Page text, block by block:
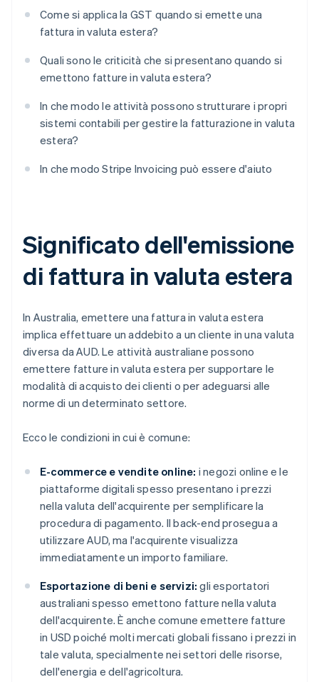
Come si applica la GST quando si emette una
fattura in valuta estera?
Quali sono le criticità che si presentano quando si
emettono fatture in valuta estera?
In che modo le attività possono strutturare i propri
sistemi contabili per gestire la fatturazione in valuta
estera?
In che modo Stripe Invoicing può essere d'aiuto
Significato dell'emissione
di fattura in valuta estera
In Australia, emettere una fattura in valuta estera
implica effettuare un addebito a un cliente in una valuta
diversa da AUD. Le attività australiane possono
emettere fatture in valuta estera per supportare le
modalità di acquisto dei clienti o per adeguarsi alle
norme di un determinato settore.
Ecco le condizioni in cui è comune:
E-commerce e vendite online: i negozi online e le
piattaforme digitali spesso presentano i prezzi
nella valuta dell'acquirente per semplificare la
procedura di pagamento. Il back-end prosegua a
utilizzare AUD, ma l'acquirente visualizza
immediatamente un importo familiare.
Esportazione di beni e servizi: gli esportatori
australiani spesso emettono fatture nella valuta
dell'acquirente. È anche comune emettere fatture
in USD poiché molti mercati globali fissano i prezzi in
tale valuta, specialmente nei settori delle risorse,
dell'energia e dell'agricoltura.